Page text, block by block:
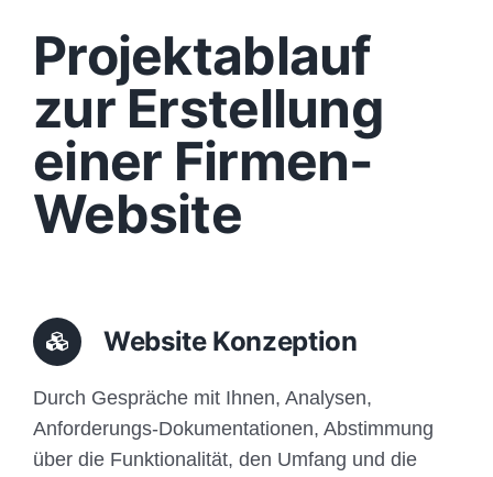
Projektablauf
zur Erstellung
einer Firmen-
Website
Website Konzeption
Durch Gespräche mit Ihnen, Analysen,
Anforderungs-Dokumentationen, Abstimmung
über die Funktionalität, den Umfang und die